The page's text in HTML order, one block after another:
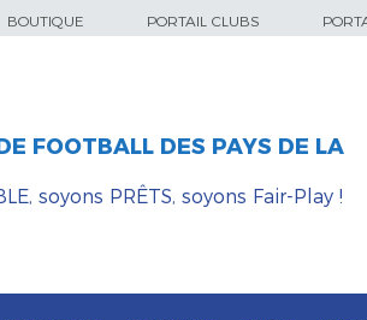
BOUTIQUE PORTAIL CLUBS
FOOTBALL DES PAYS DE LA
soyons PRÊTS, soyons Fair-Play !